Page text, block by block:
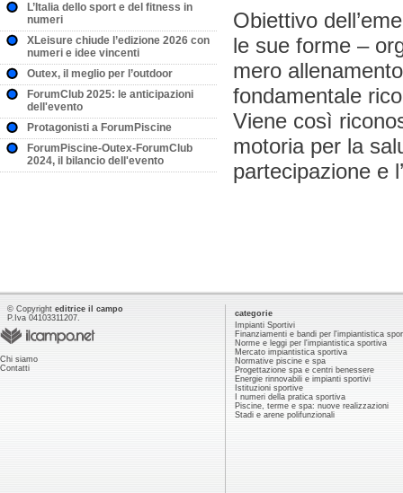
L’Italia dello sport e del fitness in
numeri
XLeisure chiude l’edizione 2026 con
numeri e idee vincenti
Outex, il meglio per l’outdoor
ForumClub 2025: le anticipazioni
dell'evento
Protagonisti a ForumPiscine
ForumPiscine-Outex-ForumClub
2024, il bilancio dell'evento
Obiettivo
le sue forme –
mero
fondamentale
Viene così
motoria per la
partecipazione e
© Copyright editrice il campo
P.Iva 04103311207.
Chi siamo
Contatti
categorie
Impianti Sportivi
Finanziamenti e bandi per l'impiantistica
Norme e leggi per l'impiantistica sportiva
Mercato impiantistica sportiva
Normative piscine e spa
Progettazione spa e centri benessere
Energie rinnovabili e impianti sportivi
Istituzioni sportive
I numeri della pratica sportiva
Piscine, terme e spa: nuove realizzazioni
Stadi e arene polifunzionali